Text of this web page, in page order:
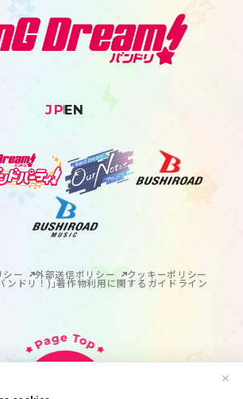
✕
JPEN
シー 外部送信ポリシー クッキーポリシー
ンドリ！)｣著作物利用に関するガイドライン